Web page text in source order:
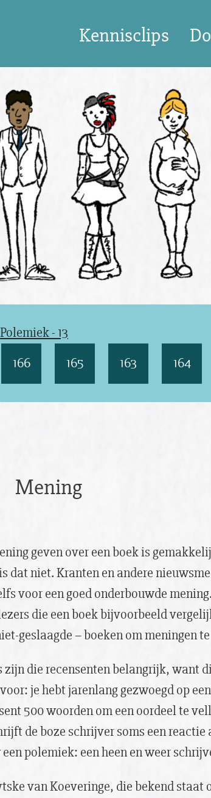
Kennisclips
Polemiek - 13
166
165 163 164
Mening
geven over een boek is
dat niet. Kranten en andere
voor een goed onderbouwde
die een boek bijvoorbeeld
geslaagde – boeken om meningen
zijn die recensenten belangrijk, want
je hebt jarenlang gezwoegd op
500 woorden om een oordeel te
de boze schrijver soms een reactie
polemiek: een heen en weer
van Koeveringe, die bekend staat